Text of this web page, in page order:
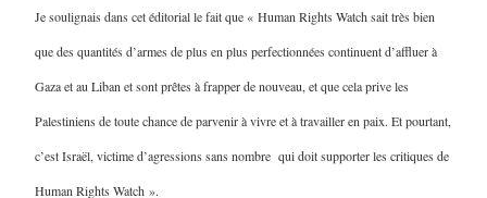
Je soulignais dans cet éditorial le fait que « Human Rights Watch sait très bien
que des quantités d’armes de plus en plus perfectionnées continuent d’affluer à
Gaza et au Liban et sont prêtes à frapper de nouveau, et que cela prive les
Palestiniens de toute chance de parvenir à vivre et à travailler en paix. Et pourtant,
c’est Israël, victime d’agressions sans nombre qui doit supporter les critiques de
Human Rights Watch ».